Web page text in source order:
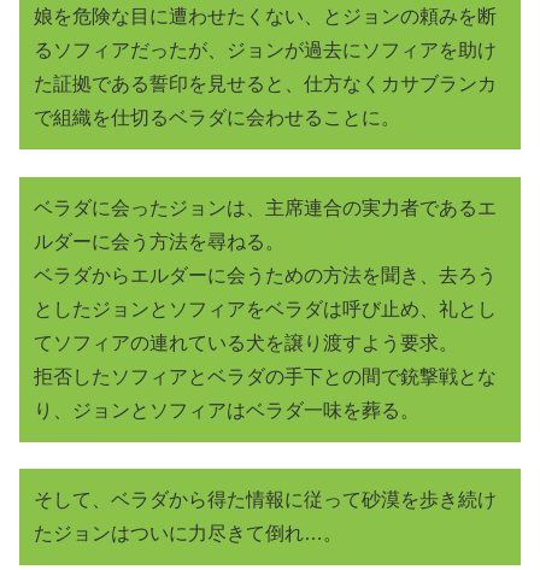
娘を危険な目に遭わせたくない、とジョンの頼みを断
るソフィアだったが、ジョンが過去にソフィアを助け
た証拠である誓印を見せると、仕方なくカサブランカ
で組織を仕切るベラダに会わせることに。
ベラダに会ったジョンは、主席連合の実力者であるエ
ルダーに会う方法を尋ねる。
ベラダからエルダーに会うための方法を聞き、去ろう
としたジョンとソフィアをベラダは呼び止め、礼とし
てソフィアの連れている犬を譲り渡すよう要求。
拒否したソフィアとベラダの手下との間で銃撃戦とな
り、ジョンとソフィアはベラダ一味を葬る。
そして、ベラダから得た情報に従って砂漠を歩き続け
たジョンはついに力尽きて倒れ…。